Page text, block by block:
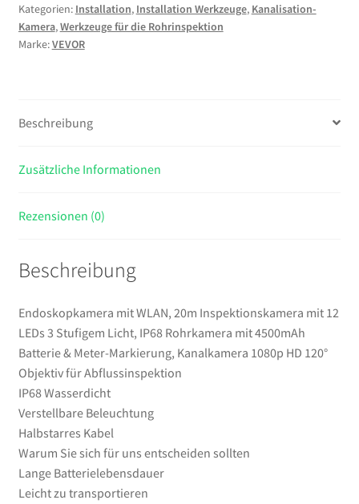
Inspektionskamera
mit
12
Licht,
Rohrkamera
4500mAh
Meter-
Kanalkamera
1080p
HD
120°
Objektiv
für
Abflussinspektion
Menge
Kategorien: Installation, Installation Werkzeuge, Kanalisation-
Kamera,Werkzeuge für die Rohrinspektion
Marke:VEVOR
Beschreibung
Zusätzliche Informationen
Rezensionen (0)
Beschreibung
Endoskopkamera mit WLAN, 20m Inspektionskamera mit 12
LEDs 3 Stufigem Licht, IP68 Rohrkamera mit 4500mAh
Batterie & Meter-Markierung, Kanalkamera 1080p HD 120°
Objektiv für Abflussinspektion
IP68 Wasserdicht
Verstellbare Beleuchtung
Halbstarres Kabel
Warum Sie sich für uns entscheiden sollten
Lange Batterielebensdauer
Leicht zu transportieren